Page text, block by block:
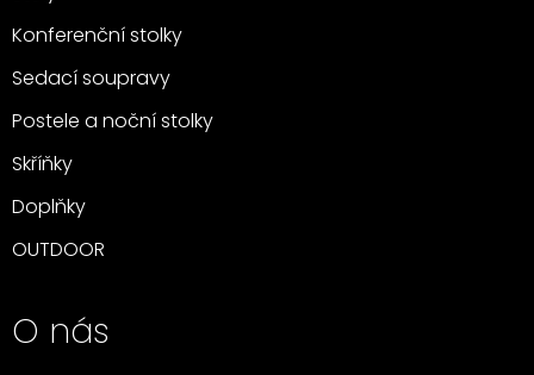
Konferenční stolky
Sedací soupravy
Postele a noční stolky
Skříňky
Doplňky
OUTDOOR
O nás